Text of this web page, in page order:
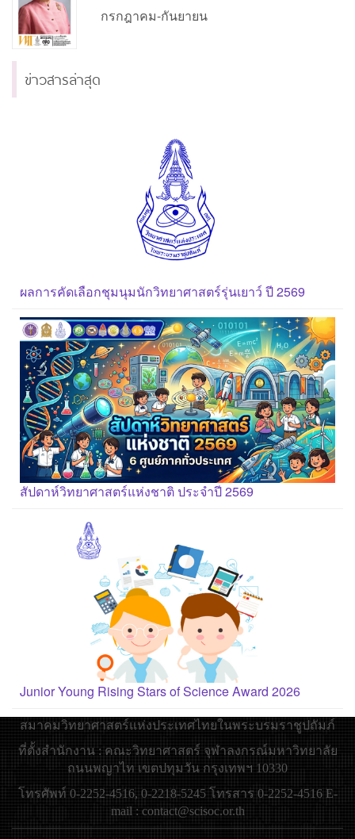
กรกฎาคม-กันยายน
ข่าวสารล่าสุด
ผลการคัดเลือกชุมนุมนักวิทยาศาสตร์รุ่นเยาว์ ปี 2569
สัปดาห์วิทยาศาสตร์แห่งชาติ ประจำปี 2569
Junior Young Rising Stars of Science Award 2026
สมาคมวิทยาศาสตร์แห่งประเทศไทยในพระบรมราชูปถัมภ์
ที่ตั้งสำนักงาน : คณะวิทยาศาสตร์ จุฬาลงกรณ์มหาวิทยาลัย
ถนนพญาไท เขตปทุมวัน กรุงเทพฯ 10330
โทรศัพท์ 0-2252-4516, 0-2218-5245 โทรสาร 0-2252-4516 E-
mail : contact@scisoc.or.th